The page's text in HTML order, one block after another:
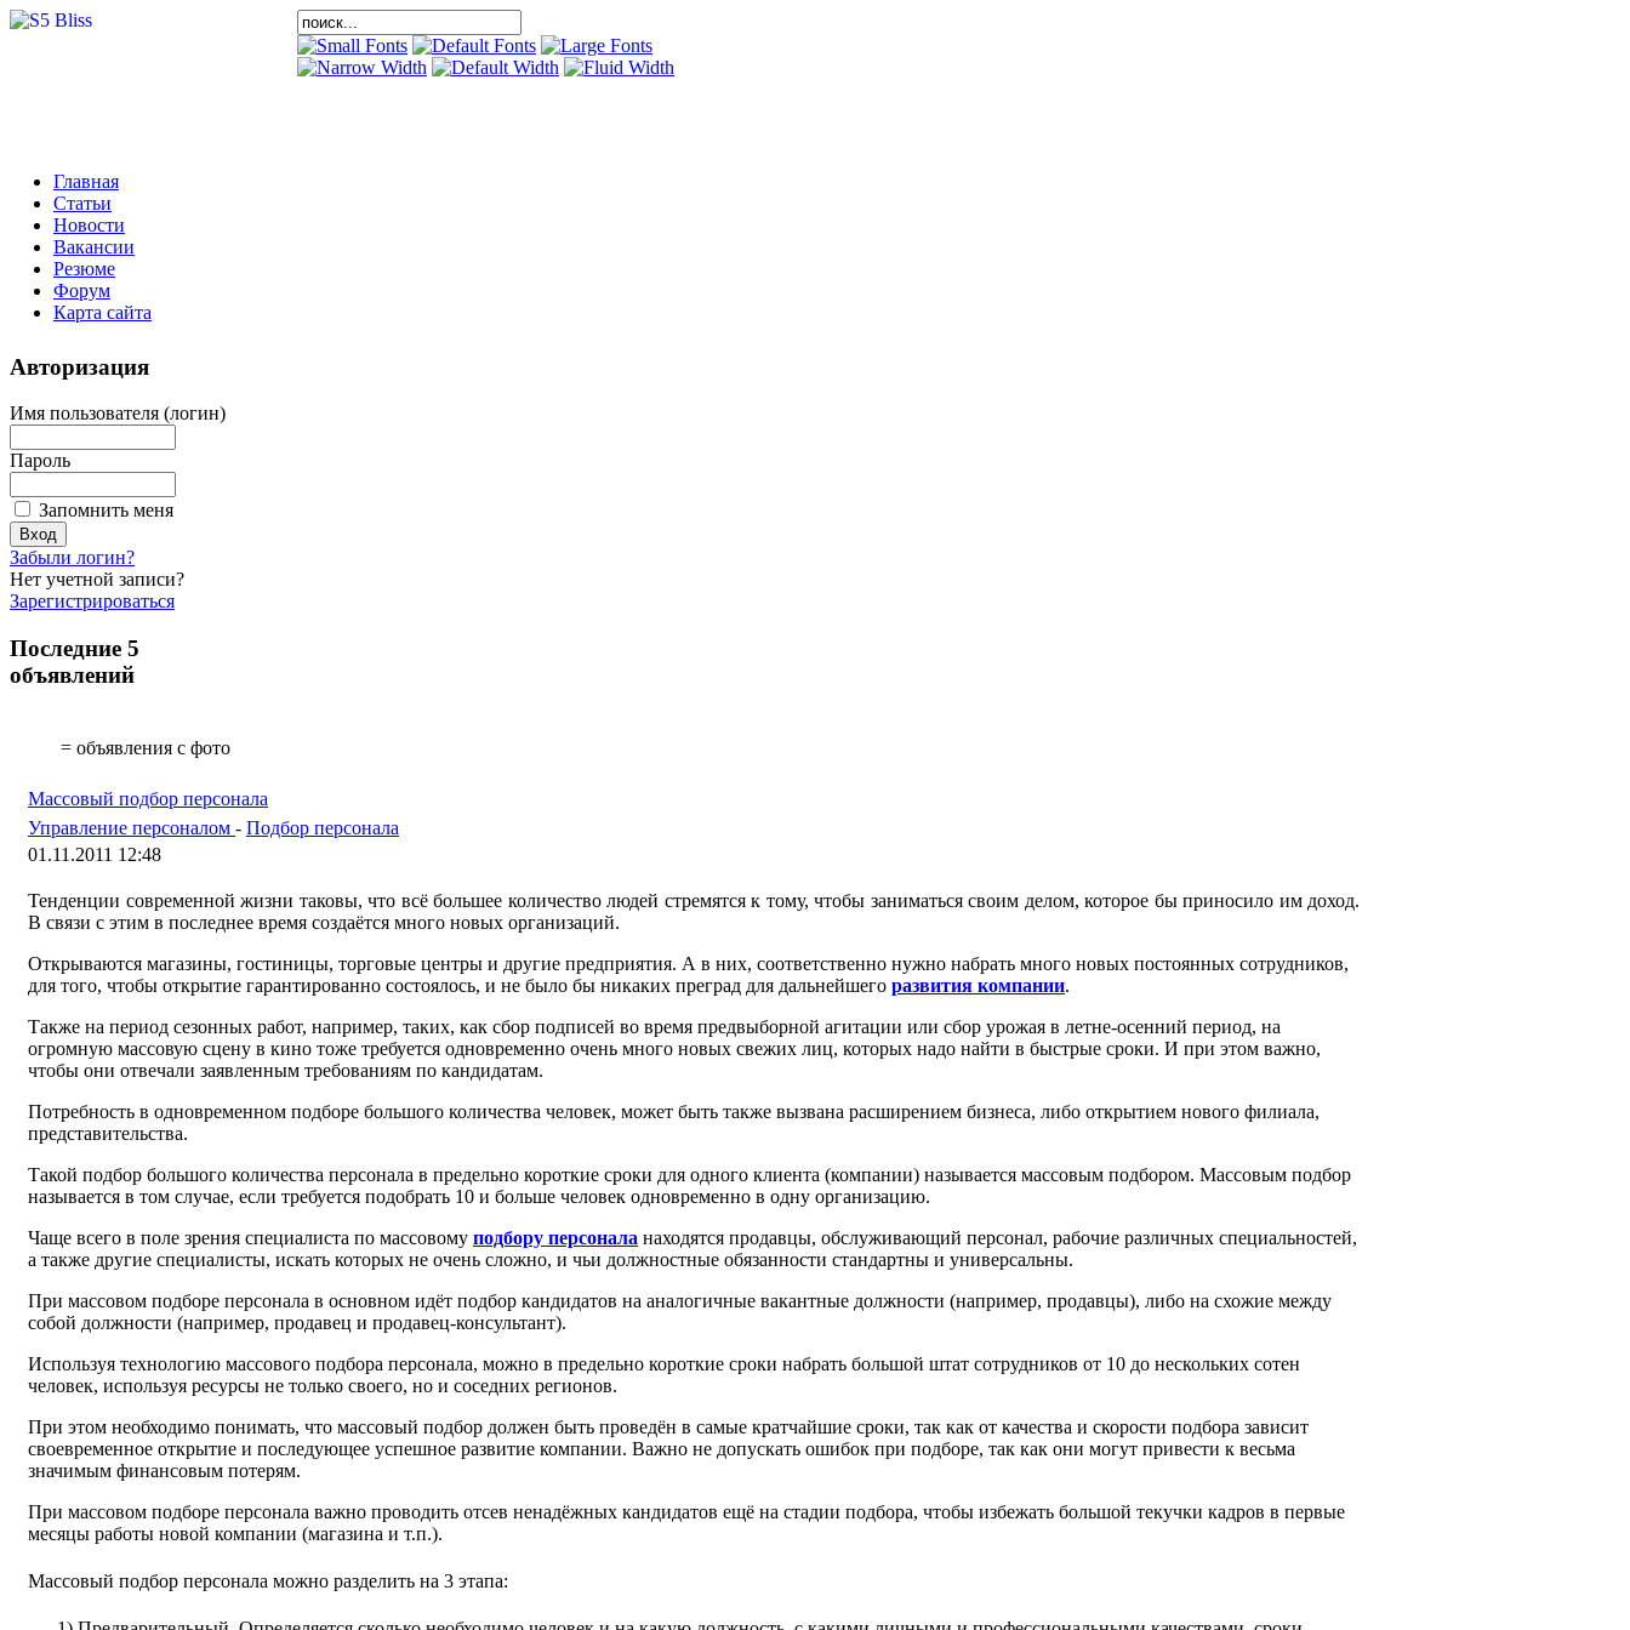
Главная
Статьи
Новости
Вакансии
Резюме
Форум
Карта сайта
Авторизация
Имя пользователя (логин)
Пароль
Запомнить меня
Забыли логин?
Нет учетной записи?
Зарегистрироваться
Последние 5
объявлений
= объявления с фото
Массовый подбор персонала
Управление персоналом - Подбор персонала
01.11.2011 12:48
Тенденции современной жизни таковы, что всё большее количество людей стремятся к тому, чтобы заниматься своим делом, которое бы приносило им доход.
В связи с этим в последнее время создаётся много новых организаций.
Открываются магазины, гостиницы, торговые центры и другие предприятия. А в них, соответственно нужно набрать много новых постоянных сотрудников,
для того, чтобы открытие гарантированно состоялось, и не было бы никаких преград для дальнейшего развития компании.
Также на период сезонных работ, например, таких, как сбор подписей во время предвыборной агитации или сбор урожая в летне-осенний период, на
огромную массовую сцену в кино тоже требуется одновременно очень много новых свежих лиц, которых надо найти в быстрые сроки. И при этом важно,
чтобы они отвечали заявленным требованиям по кандидатам.
Потребность в одновременном подборе большого количества человек, может быть также вызвана расширением бизнеса, либо открытием нового филиала,
представительства.
Такой подбор большого количества персонала в предельно короткие сроки для одного клиента (компании) называется массовым подбором. Массовым подбор
называется в том случае, если требуется подобрать 10 и больше человек одновременно в одну организацию.
Чаще всего в поле зрения специалиста по массовому подбору персонала находятся продавцы, обслуживающий персонал, рабочие различных специальностей,
а также другие специалисты, искать которых не очень сложно, и чьи должностные обязанности стандартны и универсальны.
При массовом подборе персонала в основном идёт подбор кандидатов на аналогичные вакантные должности (например, продавцы), либо на схожие между
собой должности (например, продавец и продавец-консультант).
Используя технологию массового подбора персонала, можно в предельно короткие сроки набрать большой штат сотрудников от 10 до нескольких сотен
человек, используя ресурсы не только своего, но и соседних регионов.
При этом необходимо понимать, что массовый подбор должен быть проведён в самые кратчайшие сроки, так как от качества и скорости подбора зависит
своевременное открытие и последующее успешное развитие компании. Важно не допускать ошибок при подборе, так как они могут привести к весьма
значимым финансовым потерям.
При массовом подборе персонала важно проводить отсев ненадёжных кандидатов ещё на стадии подбора, чтобы избежать большой текучки кадров в первые
месяцы работы новой компании (магазина и т.п.).
Массовый подбор персонала можно разделить на 3 этапа: